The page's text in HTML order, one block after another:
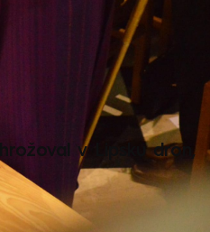
v Lipsku dron,